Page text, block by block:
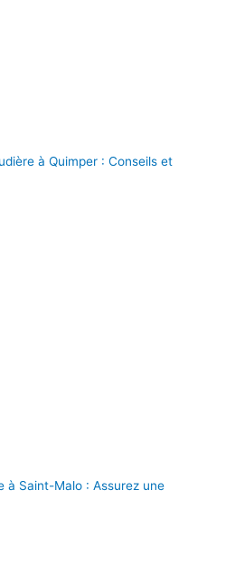
à Quimper : Conseils et
à Saint-Malo : Assurez une